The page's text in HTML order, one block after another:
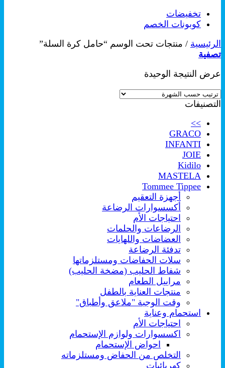
تخفيضات
كوبونات الخصم
الرئيسية / منتجات تحت الوسم “حامل كرة السلة”
تصفية
عرض النتيجة الوحيدة
التصنيفات
>>
GRACO
INFANTI
JOIE
Kidilo
MASTELA
Tommee Tippee
أجهزة التعقيم
أكسسوارات الرضاعة
احتياجات الأم
الرضاعات والحلمات
العضاضات واللهايات
تدفئة الرضاعة
سلات الحفاضات ومستلزماتها
شفاط الحليب (مضخة الحليب)
مراييل الطعام
منتجات العناية بالطفل
وقت الوجبة "ملاعق وأطباق"
استحمام وعناية
احتياجات الأم
اكسسوارات ولوازم الإستحمام
احواض الإستحمام
التخلص من الحفاض ومستلزماته
كهربائيات